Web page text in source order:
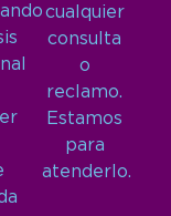
cualquier
consulta
o
reclamo.
Estamos
para
atenderlo.